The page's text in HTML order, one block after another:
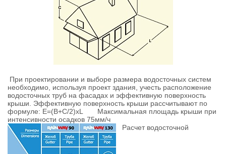
При проектировании и выборе размера водосточных систем
необходимо, используя проект здания, учесть расположение
водосточных труб на фасадах и эффективную поверхность
крыши. Эффективную поверхность крыши рассчитывают по
формуле: Е=(В+С/2)хL
Максимальная площадь крыши при
интенсивности осадков 75мм/ч
Расчет водосточной